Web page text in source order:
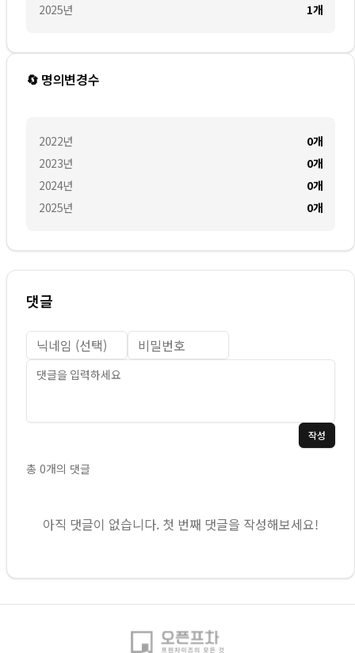
2025년
1개
🔄 명의변경수
2022년
2023년
2024년
2025년
0개
0개
0개
0개
댓글
작성
총 0개의 댓글
아직 댓글이 없습니다. 첫 번째 댓글을 작성해보세요!